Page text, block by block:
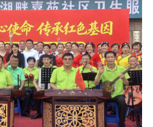
开幕 李邑飞张政邱华栋讲话 张雨浦陈雍庄严出席
届七次全委会在京召开